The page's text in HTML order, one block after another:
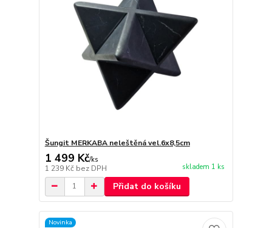
Šungit MERKABA neleštěná vel.6x8,5cm
1 499 Kč/ks
1 239 Kč bez DPH skladem 1 ks
Přidat do košíku
Novinka